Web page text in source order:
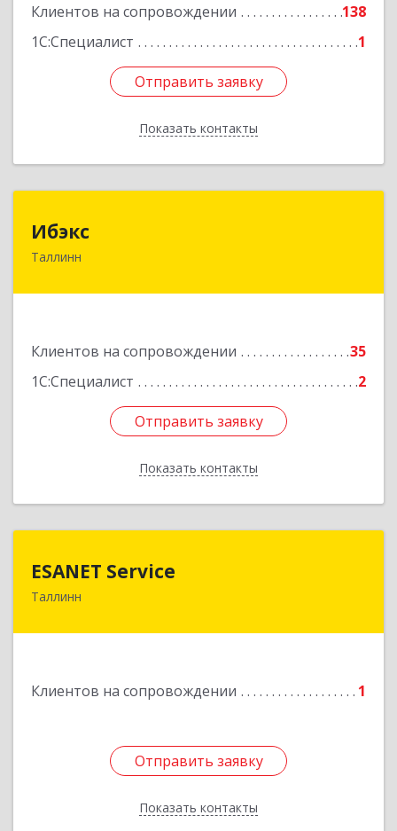
Клиентов на сопровождении
138
1С:Специалист
1
Отправить заявку
Показать контакты
Отправить заявку
Назад
Ибэкс
Таллинн
Клиентов на сопровождении
35
1С:Специалист
2
Отправить заявку
Показать контакты
Таллин, 13522, ул. Вабаыхумуузеуми, 5/II - 37
Отправить заявку
Назад
ESANET Serviсe
Таллинн
Клиентов на сопровождении 1
Отправить заявку
Показать контакты
Отправить заявку
Назад